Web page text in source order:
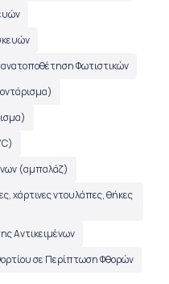
Φωτιστικών
(αμπαλάζ)
χάρτινες ντουλάπες, θήκες
Αντικειμένων
σε Περίπτωση Φθορών